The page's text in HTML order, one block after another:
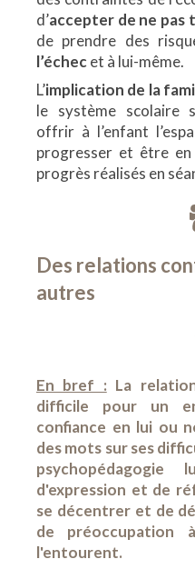
d’accepter de ne
de prendre des
l’échecet à lui-même.
L’implication de la
le système scolaire
offrir à l’enfant
progresser et être
progrès réalisés en
Des relations
autres
En bref : La
difficile pour un
confiance en lui ou
des mots sur ses
d'expression et de
se décentrer et de
de préoccupation
l'entourent.